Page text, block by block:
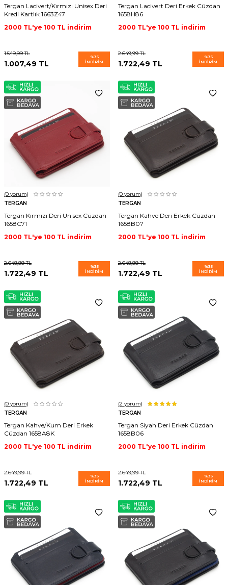
Tergan Lacivert/Kırmızı Unisex Deri
Kredi Kartlık 1663Z47
2000 TL'ye 100 TL indirim
1.549,99TL
1.007,49 TL
%35
İNDIRIM
Tergan Lacivert Deri Erkek Cüzdan
1658H86
2000 TL'ye 100 TL indirim
2.649,99TL
1.722,49 TL
%35
İNDIRIM
(0 yorum)
TERGAN
Tergan Kırmızı Deri Unisex Cüzdan
1658C71
2000 TL'ye 100 TL indirim
2.649,99TL
1.722,49 TL
%35
İNDIRIM
(0 yorum)
TERGAN
Tergan Kahve Deri Erkek Cüzdan
1658B07
2000 TL'ye 100 TL indirim
2.649,99TL
1.722,49 TL
%35
İNDIRIM
(0 yorum)
TERGAN
Tergan Kahve/Kum Deri Erkek
Cüzdan 1658A8K
2000 TL'ye 100 TL indirim
2.649,99TL
1.722,49 TL
%35
İNDIRIM
(2 yorum)
TERGAN
Tergan Siyah Deri Erkek Cüzdan
1658B06
2000 TL'ye 100 TL indirim
2.649,99TL
1.722,49 TL
%35
İNDIRIM